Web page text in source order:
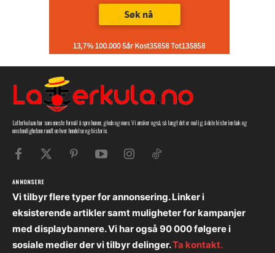
Latterkula.no har som eneste formål å spre humor, glede og moro. Vi ønsker også, så langt det er mulig, å dele historien bak og
omstendighetene rundt en hver hendelse og historie.
ANNONSERE
Vi tilbyr flere typer for annonsering. Linker i
eksisterende artikler samt muligheter for kampanjer
med displaybannere. Vi har også 90 000 følgere i
sosiale medier der vi tilbyr delinger.Ta kontakt.